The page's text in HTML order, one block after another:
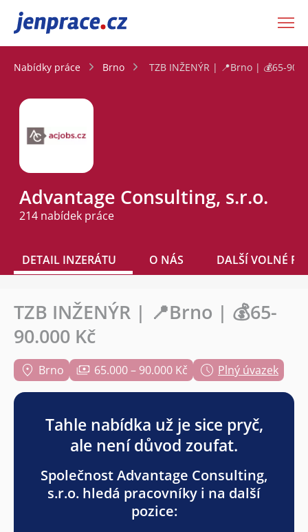
JenPráce.cz
Nabídky práce Brno TZB INŽENÝR | 📍Brno | 💰65-
Advantage Consulting, s.r.o.
214 nabídek práce
DETAIL INZERÁTU O NÁS DALŠÍ VOLNÉ
TZB INŽENÝR | 📍Brno | 💰65-
90.000 Kč
Brno 65.000 – 90.000 Kč Plný úvazek
Tahle nabídka už je sice pryč,
ale není důvod zoufat.
Společnost Advantage Consulting,
s.r.o. hledá pracovníky i na další
pozice: